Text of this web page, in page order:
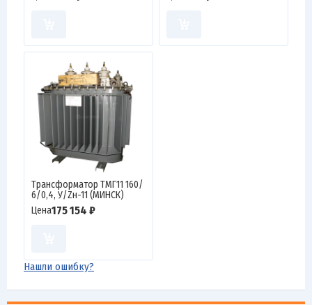
Трансформатор ТМГ11 160/
6/0,4, У/Zн-11 (МИНСК)
Цена175 154 ₽
Нашли ошибку?